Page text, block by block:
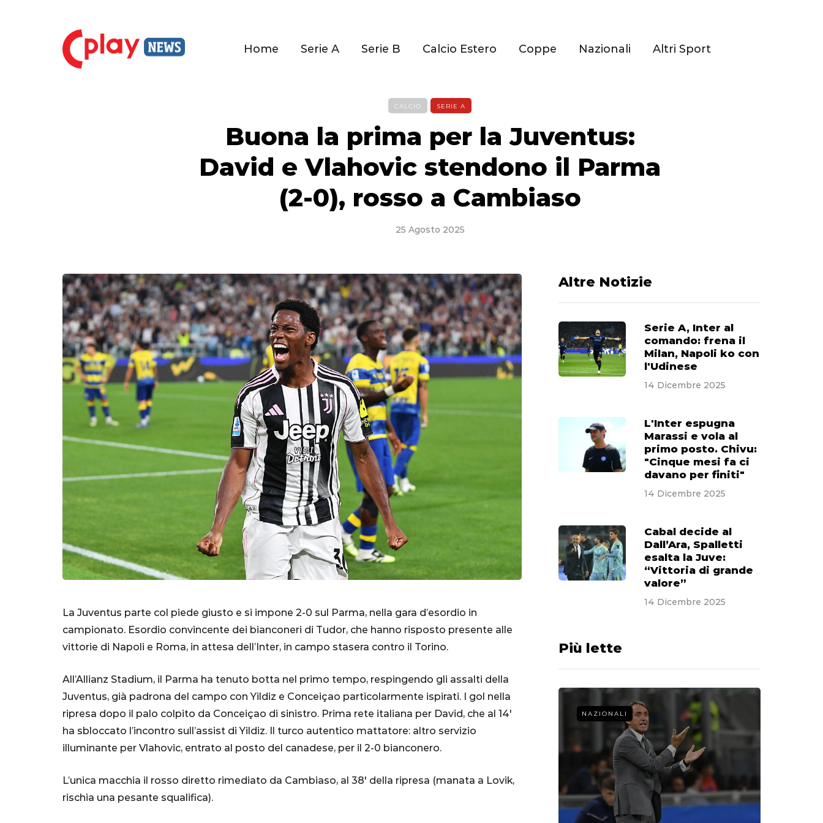
Home Serie A Serie B Calcio Estero Coppe Nazionali Altri Sport
CALCIO SERIE A
Buona la prima per la Juventus:
David e Vlahovic stendono il Parma
(2-0), rosso a Cambiaso
25 Agosto 2025
La Juventus parte col piede giusto e si impone 2-0 sul Parma, nella gara d’esordio in
campionato. Esordio convincente dei bianconeri di Tudor, che hanno risposto presente alle
vittorie di Napoli e Roma, in attesa dell’Inter, in campo stasera contro il Torino.
All’Allianz Stadium, il Parma ha tenuto botta nel primo tempo, respingendo gli assalti della
Juventus, già padrona del campo con Yildiz e Conceiçao particolarmente ispirati. I gol nella
ripresa dopo il palo colpito da Conceiçao di sinistro. Prima rete italiana per David, che al 14′
ha sbloccato l’incontro sull’assist di Yildiz. Il turco autentico mattatore: altro servizio
illuminante per Vlahovic, entrato al posto del canadese, per il 2-0 bianconero.
L’unica macchia il rosso diretto rimediato da Cambiaso, al 38′ della ripresa (manata a Lovik,
rischia una pesante squalifica).
Altre Notizie
Serie A, Inter al
comando: frena il
Milan, Napoli ko con
l'Udinese
14 Dicembre 2025
L'Inter espugna
Marassi e vola al
primo posto. Chivu:
"Cinque mesi fa ci
davano per finiti"
14 Dicembre 2025
Cabal decide al
Dall’Ara, Spalletti
esalta la Juve:
“Vittoria di grande
valore”
14 Dicembre 2025
Più lette
SERIE A
Lautaro Martinez,
CALCIO MONDIALE QATAR NAZIONALI